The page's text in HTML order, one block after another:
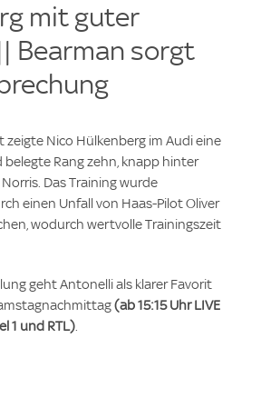
mit guter
Bearman sorgt
zeigte Nico Hülkenberg im Audi eine
Rang zehn, knapp hinter
Das Training wurde
einen Unfall von Haas-Pilot Oliver
wodurch wertvolle Trainingszeit
geht Antonelli als klarer Favorit
(ab 15:15 Uhr LIVE
1 und RTL)